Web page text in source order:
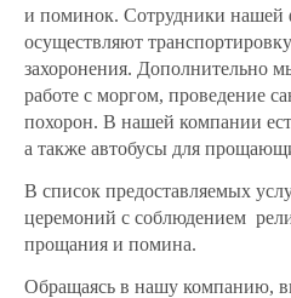
и поминок. Сотрудники нашей
осуществляют
захоронения. Дополнительно
работе с моргом, проведение
похорон. В нашей компании
а также автобусы для
В список предоставляемых
церемоний с соблюдением
прощания и помина.
Обращаясь в нашу компанию,